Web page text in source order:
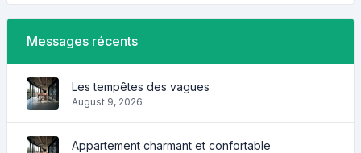
Messages récents
Les tempêtes des vagues
August 9, 2026
Appartement charmant et confortable